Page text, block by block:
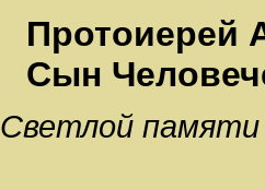
Протоиерей
Сын
Светлой